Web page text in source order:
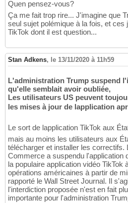
Quen pensez-vous?
Ça me fait trop rire... J'imagine que
seul sujet polémique à la fois, et
TikTok dont il est question...
Stan Adkens, le 13/11/2020 à 11h59
L'administration Trump suspend
qu'elle semblait avoir oubliée,
Les utilisateurs US peuvent
les mises à jour de lapplication
Le sort de lapplication TikTok aux
mais au moins les utilisateurs aux
télécharger et installer les correctifs.
Commerce a suspendu l'application
la populaire application vidéo TikTok
opérations américaines à partir de
rapporté le Wall Street Journal. Il
l'interdiction proposée n'est en fait
importante pour l'administration